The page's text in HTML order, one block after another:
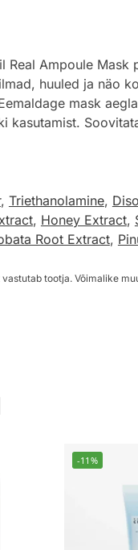
Real Ampoule
huuled ja näo
mask
kasutamist.
, Triethanolamine,
, Honey Extract,
Root Extract,
tootja. Võimalike
-11%